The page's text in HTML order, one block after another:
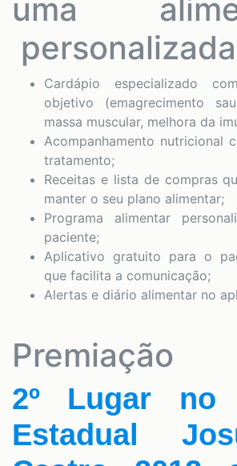
uma
Cardápio especializado
objetivo (emagrecimento
massa muscular, melhora da
Acompanhamento nutricional
tratamento;
Receitas e lista de compras
manter o seu plano alimentar;
Programa alimentar
paciente;
Aplicativo gratuito para o
que facilita a comunicação;
Alertas e diário alimentar no
Premiação
2º Lugar no
Estadual